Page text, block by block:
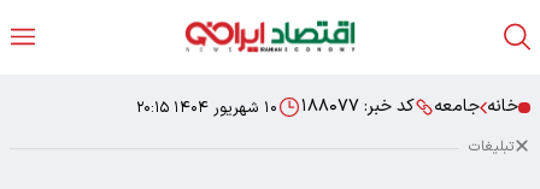
خانه جامعه کد خبر: ۱۸۸۰۷۷ ۱۰ شهریور ۱۴۰۴ ۲۰:۱۵
تبلیغات